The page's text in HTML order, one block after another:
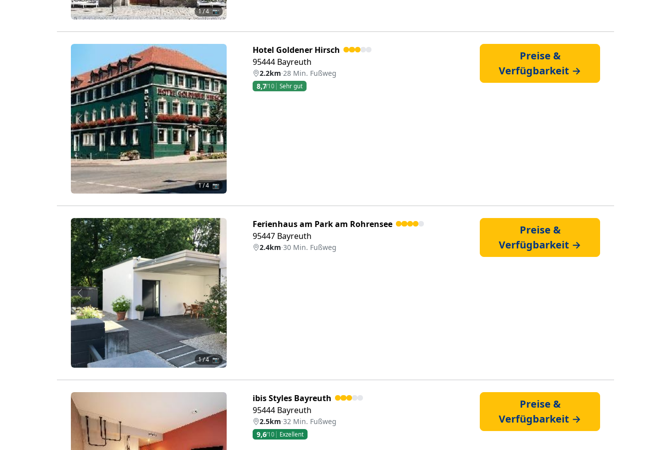
1/ 4 📷
Zurück Weiter
1/ 4 📷
Hotel Goldener Hirsch
95444 Bayreuth
2.2km·28 Min. Fußweg
8,7/10 Sehr gut
Preise &
Verfügbarkeit →
Zurück Weiter
1/ 4 📷
Ferienhaus am Park am Rohrensee
95447 Bayreuth
2.4km·30 Min. Fußweg
Preise &
Verfügbarkeit →
ibis Styles Bayreuth
95444 Bayreuth
2.5km·32 Min. Fußweg
9,6/10 Exzellent
Preise &
Verfügbarkeit →